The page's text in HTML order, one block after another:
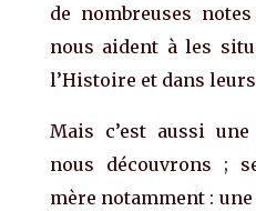
de nombreuses
nous aident à les
l’Histoire et dans
Mais c’est aussi
nous découvrons ;
mère notamment :